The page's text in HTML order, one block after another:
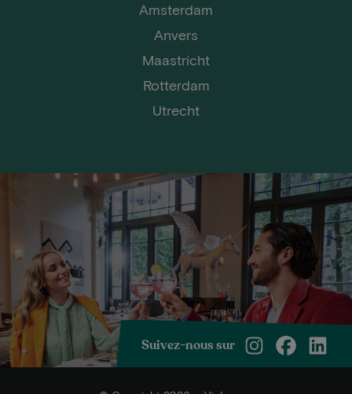
Amsterdam
Anvers
Maastricht
Rotterdam
Utrecht
Suivez-nous sur